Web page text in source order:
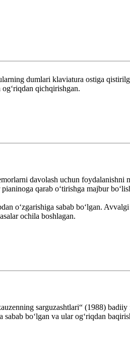
dumlari klaviatura ostiga
qichqirishgan.
davolash uchun foydalanishni
qarab oʻtirishga majbur
oʻzgarishiga sabab boʻlgan.
ochila boshlagan.
sarguzashtlari“ (1988)
boʻlgan va ular ogʻriqdan